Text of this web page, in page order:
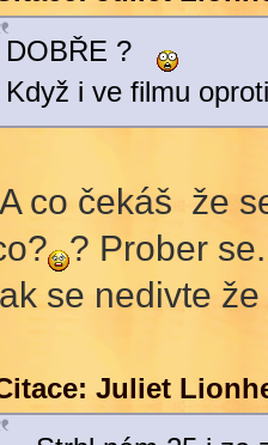
DOBŘE ?
Když i ve filmu
A co čekáš že
? Prober
se nedivte
Juliet